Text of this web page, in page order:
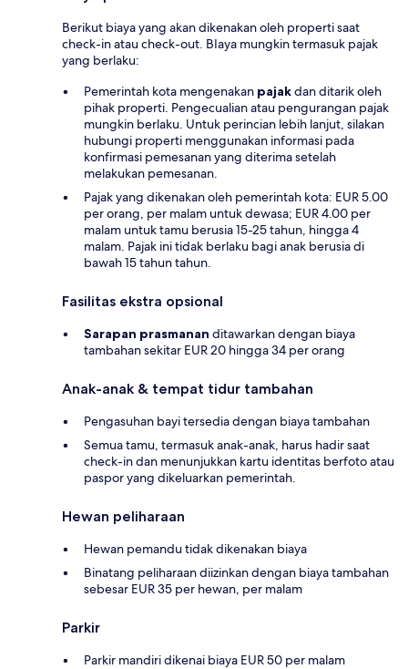
Berikut biaya yang akan dikenakan oleh properti saat
check-in atau check-out. BIaya mungkin termasuk pajak
yang berlaku:
Pemerintah kota mengenakan pajakdan ditarik oleh
pihak properti. Pengecualian atau pengurangan pajak
mungkin berlaku. Untuk perincian lebih lanjut, silakan
hubungi properti menggunakan informasi pada
konfirmasi pemesanan yang diterima setelah
melakukan pemesanan.
Pajak yang dikenakan oleh pemerintah kota: EUR 5.00
per orang, per malam untuk dewasa; EUR 4.00 per
malam untuk tamu berusia 15-25 tahun, hingga 4
malam. Pajak ini tidak berlaku bagi anak berusia di
bawah 15 tahun tahun.
Fasilitas ekstra opsional
Sarapan prasmanan ditawarkan dengan biaya
tambahan sekitar EUR 20 hingga 34 per orang
Anak-anak & tempat tidur tambahan
Pengasuhan bayi tersedia dengan biaya tambahan
Semua tamu, termasuk anak-anak, harus hadir saat
check-in dan menunjukkan kartu identitas berfoto atau
paspor yang dikeluarkan pemerintah.
Hewan peliharaan
Hewan pemandu tidak dikenakan biaya
Binatang peliharaan diizinkan dengan biaya tambahan
sebesar EUR 35 per hewan, per malam
Parkir
Parkir mandiri dikenai biaya EUR 50 per malam